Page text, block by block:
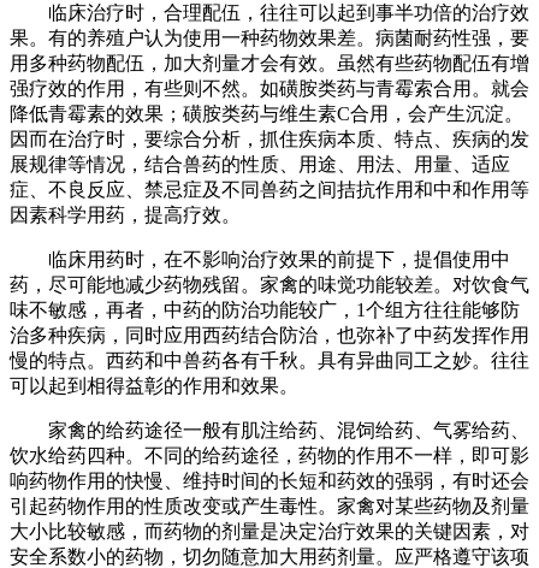
临床治疗时，合理配伍，往往可以起到事半功倍的治疗效
果。有的养殖户认为使用一种药物效果差。病菌耐药性强，要
用多种药物配伍，加大剂量才会有效。虽然有些药物配伍有增
强疗效的作用，有些则不然。如磺胺类药与青霉索合用。就会
降低青霉素的效果；磺胺类药与维生素C合用，会产生沉淀。
因而在治疗时，要综合分析，抓住疾病本质、特点、疾病的发
展规律等情况，结合兽药的性质、用途、用法、用量、适应
症、不良反应、禁忌症及不同兽药之间拮抗作用和中和作用等
因素科学用药，提高疗效。
临床用药时，在不影响治疗效果的前提下，提倡使用中
药，尽可能地减少药物残留。家禽的味觉功能较差。对饮食气
味不敏感，再者，中药的防治功能较广，1个组方往往能够防
治多种疾病，同时应用西药结合防治，也弥补了中药发挥作用
慢的特点。西药和中兽药各有千秋。具有异曲同工之妙。往往
可以起到相得益彰的作用和效果。
家禽的给药途径一般有肌注给药、混饲给药、气雾给药、
饮水给药四种。不同的给药途径，药物的作用不一样，即可影
响药物作用的快慢、维持时间的长短和药效的强弱，有时还会
引起药物作用的性质改变或产生毒性。家禽对某些药物及剂量
大小比较敏感，而药物的剂量是决定治疔效果的关键因素，对
安全系数小的药物，切勿随意加大用药剂量。应严格遵守该项